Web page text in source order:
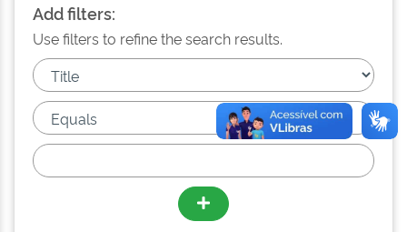
Add filters:
Use filters to refine the search results.